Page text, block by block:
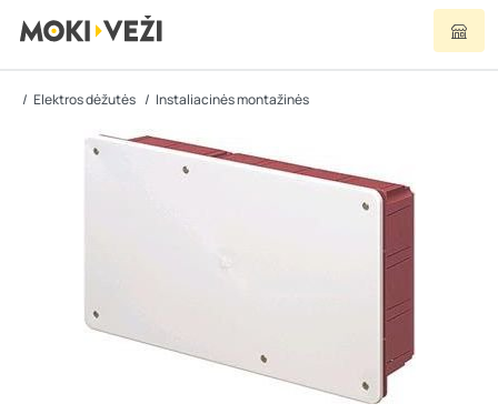
Elektros dėžutės Instaliacinės montažinės